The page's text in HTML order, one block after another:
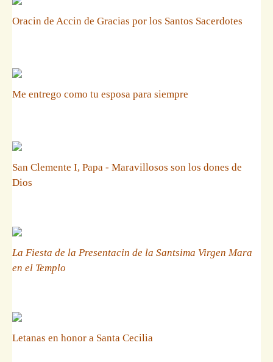
Oracin de Accin de Gracias por los Santos Sacerdotes
Me entrego como tu esposa para siempre
San Clemente I, Papa - Maravillosos son los dones de
Dios
La Fiesta de la Presentacin de la Santsima Virgen Mara
en el Templo
Letanas en honor a Santa Cecilia